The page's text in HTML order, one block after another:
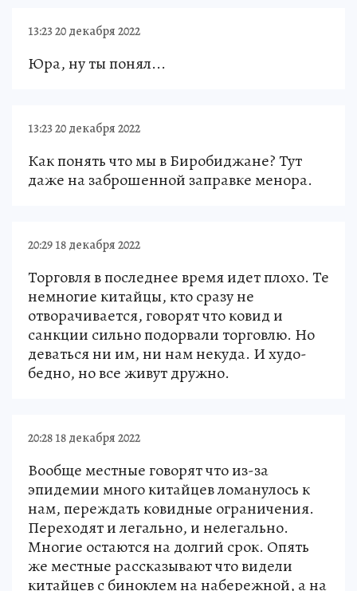
13:23 20 декабря 2022
Юра, ну ты понял...
13:23 20 декабря 2022
Как понять что мы в Биробиджане? Тут
даже на заброшенной заправке менора.
20:29 18 декабря 2022
Торговля в последнее время идет плохо. Те
немногие китайцы, кто сразу не
отворачивается, говорят что ковид и
санкции сильно подорвали торговлю. Но
деваться ни им, ни нам некуда. И худо-
бедно, но все живут дружно.
20:28 18 декабря 2022
Вообще местные говорят что из-за
эпидемии много китайцев ломанулось к
нам, переждать ковидные ограничения.
Переходят и легально, и нелегально.
Многие остаются на долгий срок. Опять
же местные рассказывают что видели
китайцев с биноклем на набережной, а на